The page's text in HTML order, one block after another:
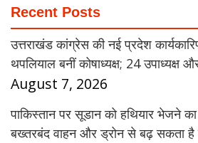
Recent Posts
उत्तराखंड कांग्रेस की नई प्रदेश
थपलियाल बनीं कोषाध्यक्ष; 24 उपाध्यक्ष
August 7, 2026
पाकिस्तान पर सूडान को हथियार भेजने
बख्तरबंद वाहन और ड्रोन से बढ़ सकता है